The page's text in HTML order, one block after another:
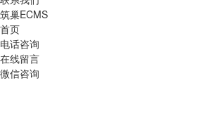
筑巢ECMS
首页
电话咨询
在线留言
微信咨询